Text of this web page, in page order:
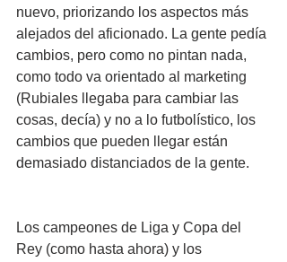
nuevo, priorizando los aspectos más
alejados del aficionado. La gente pedía
cambios, pero como no pintan nada,
como todo va orientado al marketing
(Rubiales llegaba para cambiar las
cosas, decía) y no a lo futbolístico, los
cambios que pueden llegar están
demasiado distanciados de la gente.
Los campeones de Liga y Copa del
Rey (como hasta ahora) y los